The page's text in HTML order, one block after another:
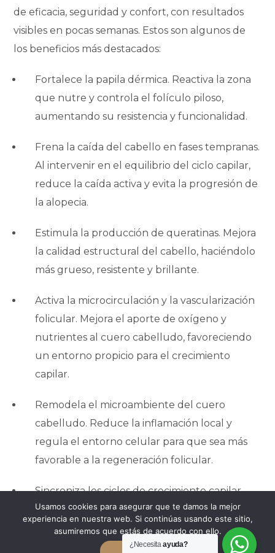
de eficacia, seguridad y confort, con resultados
visibles en pocas semanas. Estos son algunos de
los beneficios más destacados:
Fortalece la papila dérmica. Reactiva la zona
que nutre y controla el folículo piloso,
aumentando su resistencia y funcionalidad.
Frena la caída del cabello en fases tempranas.
Al intervenir en el equilibrio del ciclo capilar,
reduce la caída activa y evita la progresión de
la alopecia.
Estimula la producción de queratinas. Mejora
la calidad estructural del cabello, haciéndolo
más grueso, resistente y brillante.
Activa la microcirculación y la vascularización
folicular. Mejora el aporte de oxígeno y
nutrientes al cuero cabelludo, favoreciendo
un entorno propicio para el crecimiento
capilar.
Remodela el microambiente del cuero
cabelludo. Reduce la inflamación local y
regula el entorno celular para que sea más
favorable a la regeneración folicular.
Sincroniza los ciclos de crecimiento capilar.
Estimula la entrada en fase anágena (de
crecimiento activo), homogeneizando los
tiempos y favoreciendo una densidad más
¿Necesitaayuda?
Usamos cookies para asegurar que te damos la mejor
experiencia en nuestra web. Si continúas usando este sitio,
asumiremos que estás de acuerdo con ello.